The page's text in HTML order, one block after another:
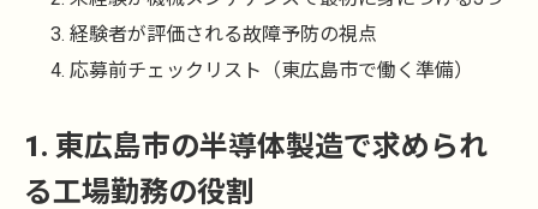
経験者が評価される故障予防の視点
応募前チェックリスト（東広島市で働く準備）
1. 東広島市の半導体製造で求められ
る工場勤務の役割